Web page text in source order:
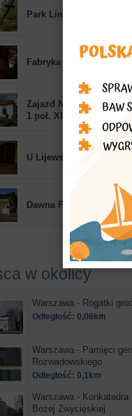
Park Linowy Warszawa
Fabryka Trzciny
Zajazd Napoleoński,
1 poł. XIX w.
U Lijewskiego
Dawna Fabryka Gilz
w okolicy
Warszawa - Rogatki
Odległość: 0,06km
Warszawa - Pamięci
Rozwadowskiego
Odległość: 0,1km
Warszawa - Konkatedra
Bożej Zwycięskiej